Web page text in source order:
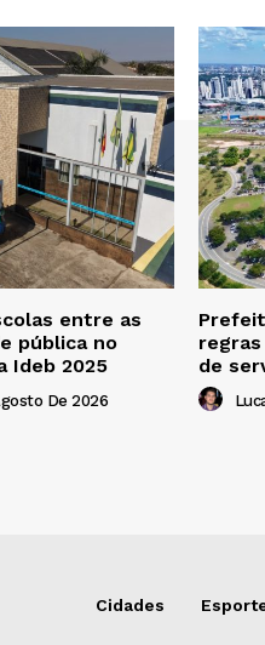
entre as
pública no
Ideb 2025
De 2026
de
Cidades